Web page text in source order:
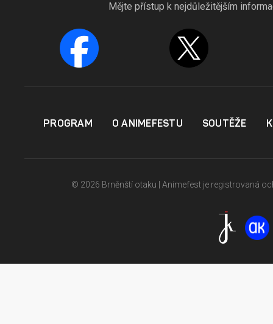
Mějte přístup k nejdůležitějším
PROGRAM O ANIMEFESTU SOUTĚŽE
© 2026 Brněnští otaku | Animefest je registrovaná